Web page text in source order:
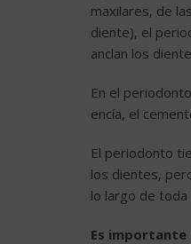
maxilares, de
diente), el
anclan los
En el
encía, el
El periodonto
los dientes,
lo largo de toda
Es importante